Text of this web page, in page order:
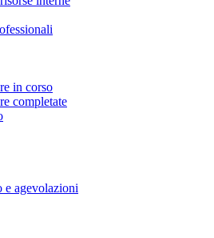
in corso
completate
e agevolazioni